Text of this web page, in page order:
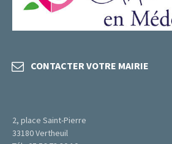
CONTACTER VOTRE MAIRIE
2, place Saint-Pierre
33180 Vertheuil